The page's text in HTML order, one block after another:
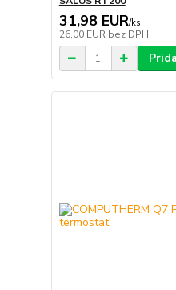
31,98 EUR/ks
26,00 EUR bez DPH